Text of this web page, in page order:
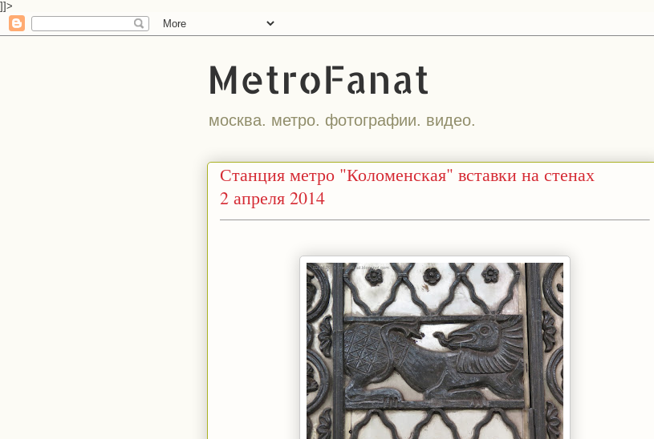
]]>
MetroFanat
москва. метро. фотографии. видео.
Станция метро "Коломенская" вставки на стенах
2 апреля 2014